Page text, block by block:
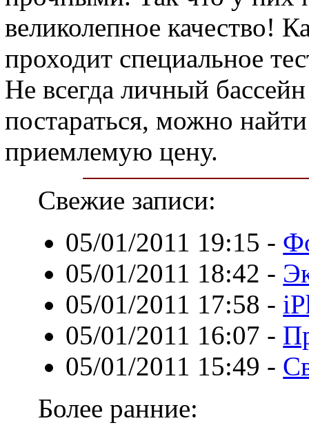
великолепное качество!
проходит специальное
Не всегда личный
постараться, можно
приемлемую цену.
Свежие записи:
05/01/2011 19:15 -
05/01/2011 18:42 -
05/01/2011 17:58 -
05/01/2011 16:07 -
05/01/2011 15:49 -
Более ранние: